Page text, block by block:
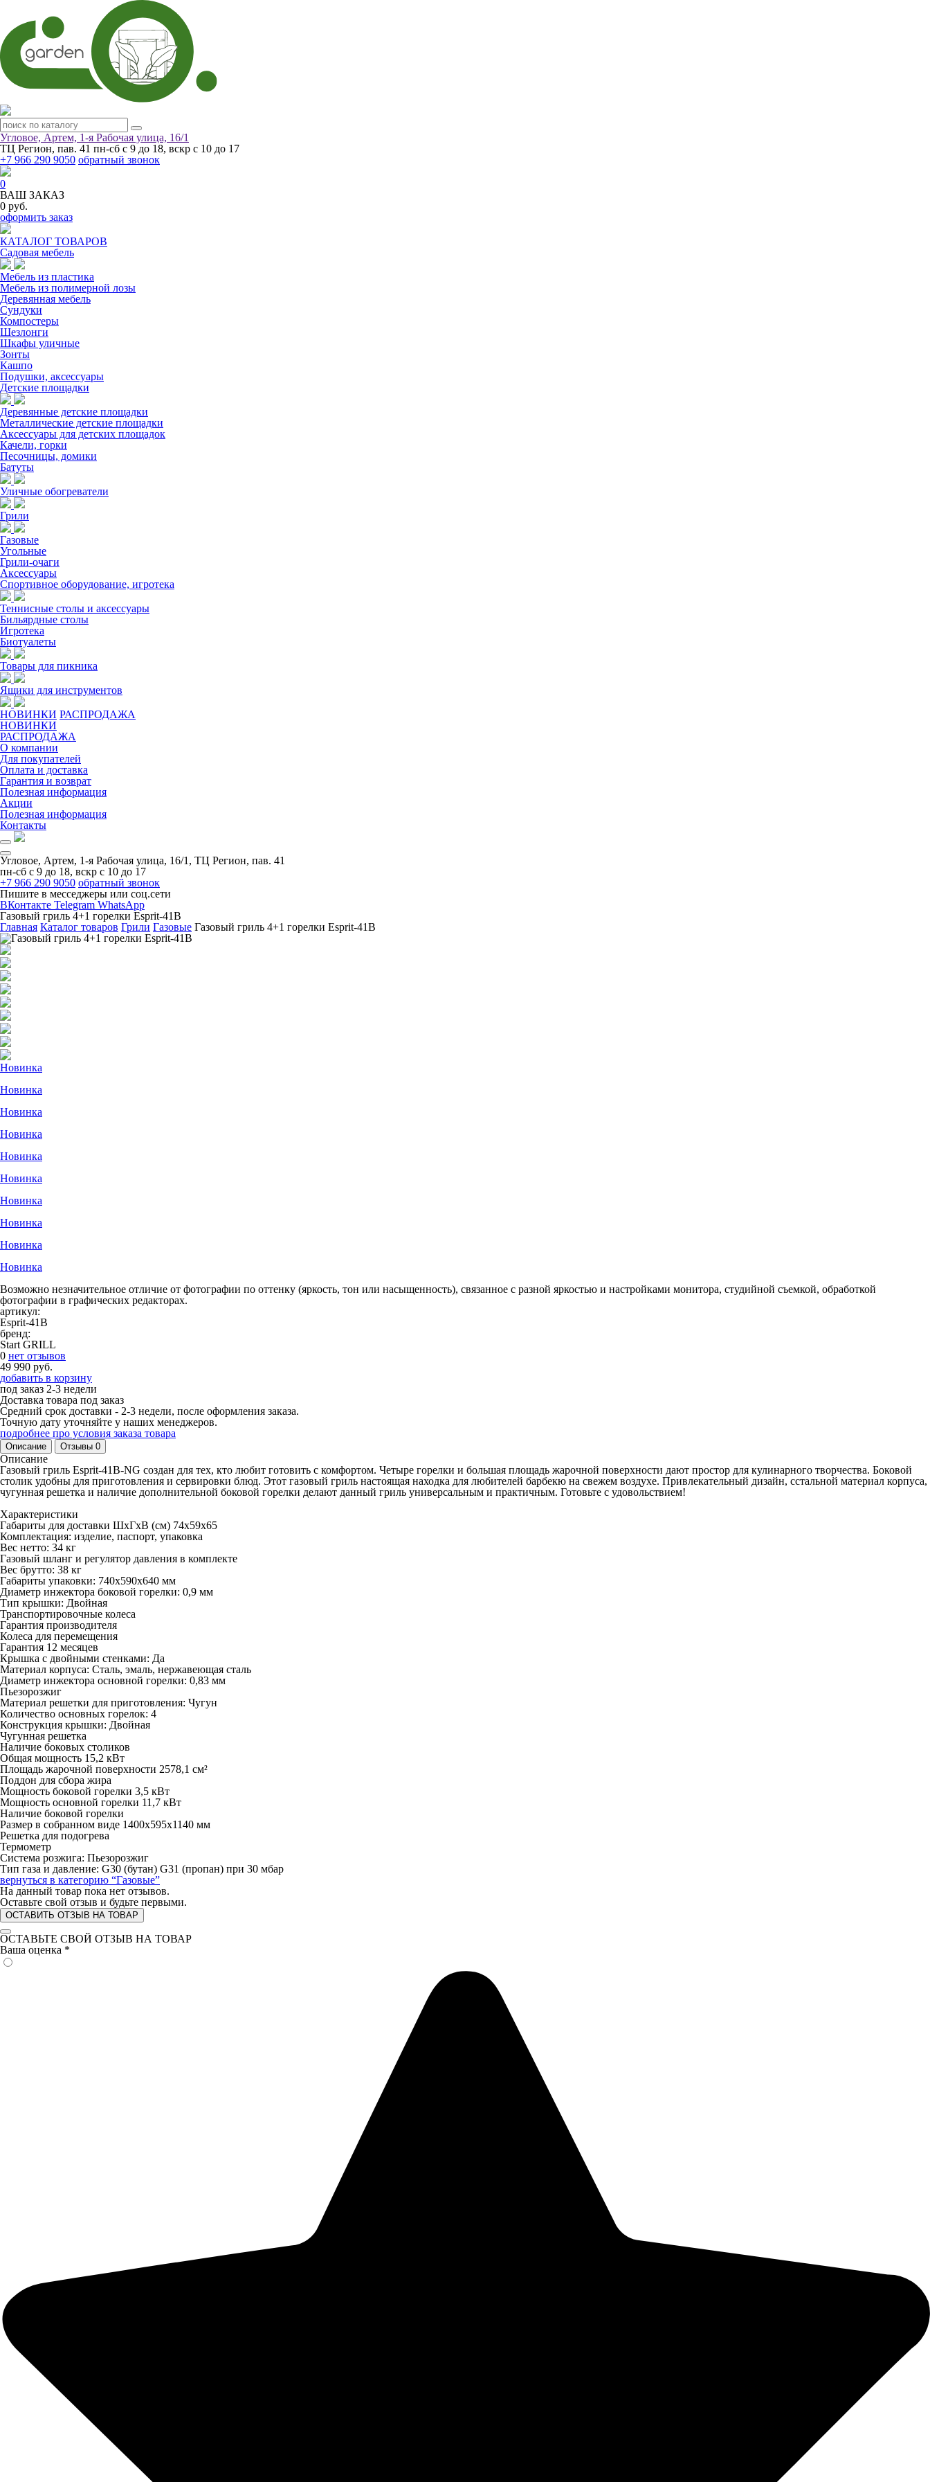
Угловое, Артем, ​1-я Рабочая улица, 16/1
ТЦ Регион, пав. 41 пн-сб с 9 до 18, вскр с 10 до 17
+7 966 290 9050 обратный звонок
0
ВАШ ЗАКАЗ
0 руб.
оформить заказ
КАТАЛОГ ТОВАРОВ
Садовая мебель
Мебель из пластика
Мебель из полимерной лозы
Деревянная мебель
Сундуки
Компостеры
Шезлонги
Шкафы уличные
Зонты
Кашпо
Подушки, аксессуары
Детские площадки
Деревянные детские площадки
Металлические детские площадки
Аксессуары для детских площадок
Качели, горки
Песочницы, домики
Батуты
Уличные обогреватели
Грили
Газовые
Угольные
Грили-очаги
Аксессуары
Спортивное оборудование, игротека
Теннисные столы и аксессуары
Бильярдные столы
Игротека
Биотуалеты
Товары для пикника
Ящики для инструментов
НОВИНКИ РАСПРОДАЖА
НОВИНКИ
РАСПРОДАЖА
О компании
Для покупателей
Оплата и доставка
Гарантия и возврат
Полезная информация
Акции
Полезная информация
Контакты
Угловое, Артем, ​1-я Рабочая улица, 16/1, ТЦ Регион, пав. 41
пн-сб с 9 до 18, вскр с 10 до 17
+7 966 290 9050 обратный звонок
Пишите в месседжеры или соц.сети
ВКонтакте Telegram WhatsApp
Газовый гриль 4+1 горелки Esprit-41B
Главная Каталог товаров Грили Газовые Газовый гриль 4+1 горелки Esprit-41B
Новинка
Новинка
Новинка
Новинка
Новинка
Новинка
Новинка
Новинка
Новинка
Новинка
Возможно незначительное отличие от фотографии по оттенку (яркость, тон или насыщенность), связанное с разной яркостью и настройками монитора, студийной съемкой, обработкой
фотографии в графических редакторах.
артикул:
Esprit-41B
бренд:
Start GRILL
0 нет отзывов
49 990 руб.
добавить в корзину
под заказ 2-3 недели
Доставка товара под заказ
Средний срок доставки - 2-3 недели, после оформления заказа.
Точную дату уточняйте у наших менеджеров.
подробнее про условия заказа товара
Описание Отзывы 0
Описание
Газовый гриль Esprit-41B-NG создан для тех, кто любит готовить с комфортом. Четыре горелки и большая площадь жарочной поверхности дают простор для кулинарного творчества. Боковой
столик удобны для приготовления и сервировки блюд. Этот газовый гриль настоящая находка для любителей барбекю на свежем воздухе. Привлекательный дизайн, сстальной материал корпуса,
чугунная решетка и наличие дополнительной боковой горелки делают данный гриль универсальным и практичным. Готовьте с удовольствием!
Характеристики
Габариты для доставки ШхГхВ (см) 74х59х65
Комплектация: изделие, паспорт, упаковка
Вес нетто: 34 кг
Газовый шланг и регулятор давления в комплекте
Вес брутто: 38 кг
Габариты упаковки: 740х590х640 мм
Диаметр инжектора боковой горелки: 0,9 мм
Тип крышки: Двойная
Транспортировочные колеса
Гарантия производителя
Колеса для перемещения
Гарантия 12 месяцев
Крышка с двойными стенками: Да
Материал корпуса: Сталь, эмаль, нержавеющая сталь
Диаметр инжектора основной горелки: 0,83 мм
Пьезорозжиг
Материал решетки для приготовления: Чугун
Количество основных горелок: 4
Конструкция крышки: Двойная
Чугунная решетка
Наличие боковых столиков
Общая мощность 15,2 кВт
Площадь жарочной поверхности 2578,1 см²
Поддон для сбора жира
Мощность боковой горелки 3,5 кВт
Мощность основной горелки 11,7 кВт
Наличие боковой горелки
Размер в собранном виде 1400х595х1140 мм
Решетка для подогрева
Термометр
Система розжига: Пьезорозжиг
Тип газа и давление: G30 (бутан) G31 (пропан) при 30 мбар
вернуться в категорию “Газовые”
На данный товар пока нет отзывов.
Оставьте свой отзыв и будьте первыми.
ОСТАВИТЬ ОТЗЫВ НА ТОВАР
ОСТАВЬТЕ СВОЙ ОТЗЫВ НА ТОВАР
Ваша оценка *